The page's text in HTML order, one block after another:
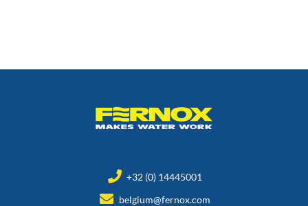
+32 (0) 14445001
belgium@fernox.com